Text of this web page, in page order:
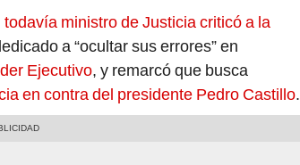
todavía ministro de Justicia criticó a la
a “ocultar sus errores” en
Ejecutivo, y remarcó que busca
en contra del presidente Pedro Castillo.